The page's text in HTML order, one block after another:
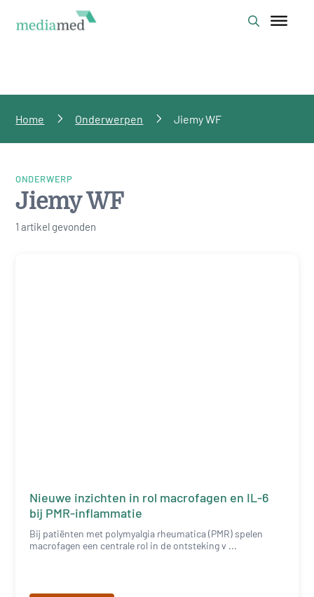
Home Onderwerpen Jiemy WF
ONDERWERP
Jiemy WF
1 artikel gevonden
Nieuwe inzichten in rol macrofagen en IL-6
bij PMR-inflammatie
Bij patiënten met polymyalgia rheumatica (PMR) spelen
macrofagen een centrale rol in de ontsteking v ...